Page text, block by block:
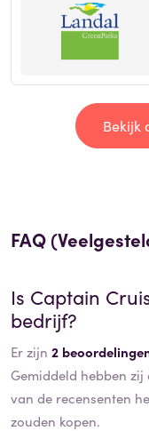
Bekijk
FAQ
Is Captain
bedrijf?
Er zijn 2
Gemiddeld hebben zij
van de recensenten
zouden kopen.